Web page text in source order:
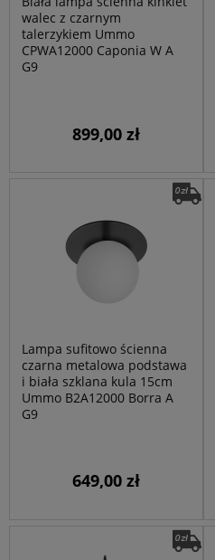
walec z czarnym
talerzykiem Ummo
CPWA12000 Caponia W A
G9
899,00 zł
Lampa sufitowo ścienna
czarna metalowa podstawa
i biała szklana kula 15cm
Ummo B2A12000 Borra A
G9
649,00 zł